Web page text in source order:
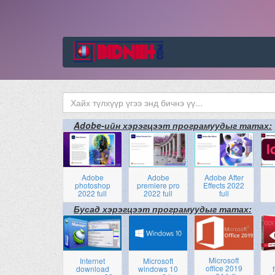
Adobe-ийн хэрэгцээт програмуудыг татах:
Adobe
photoshop
2022 full
Adobe
premiere pro
2022 full
Adobe After
Effects 2022
full
Бусад хэрэгцээт програмуудыг татах:
Internet
download
Microsoft
windows 10
Microsoft
office 2019